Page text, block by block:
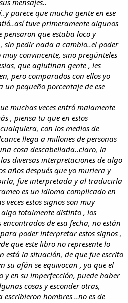
mensajes..
parece que mucha gente en ese
tuve primeramente algunos
pensaron que estaba loco y
sin pedir nada a cambio..el poder
convincente, sino pregúnteles
que aglutinan gente , les
pero comparados con ellos yo
pequeño porcentaje de ese
muchas veces entró malamente
, piensa tu que en estos
con los medios de
llega a millones de personas
cosa descabellada..claro, la
diversas interpretaciones de algo
años después que yo muriera y
fue interpretada y al traducirla
es un idioma complicado en
veces estos signos son muy
totalmente distinto , los
de esa fecha, no están
poder interpretar estos signos ,
que este libro no represente lo
está la situación, de que fue escrito
su afán se equivocan , ya que el
y en su imperfección, puede haber
cosas y esconder otras,
hombres ..no es de